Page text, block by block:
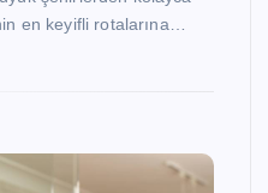
en keyifli rotalarına…